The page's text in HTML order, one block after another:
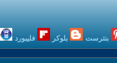
بنترست بلوكر فليبورد